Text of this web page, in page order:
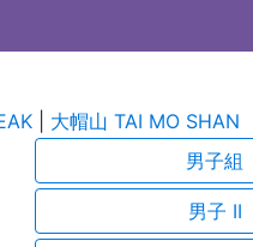
大帽山 TAI MO SHAN
男子組
男子 II